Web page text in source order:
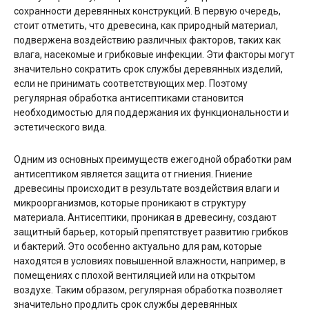
сохранности деревянных конструкций. В первую очередь,
стоит отметить, что древесина, как природный материал,
подвержена воздействию различных факторов, таких как
влага, насекомые и грибковые инфекции. Эти факторы могут
значительно сократить срок службы деревянных изделий,
если не принимать соответствующих мер. Поэтому
регулярная обработка антисептиками становится
необходимостью для поддержания их функциональности и
эстетического вида.
Одним из основных преимуществ ежегодной обработки рам
антисептиком является защита от гниения. Гниение
древесины происходит в результате воздействия влаги и
микроорганизмов, которые проникают в структуру
материала. Антисептики, проникая в древесину, создают
защитный барьер, который препятствует развитию грибков
и бактерий. Это особенно актуально для рам, которые
находятся в условиях повышенной влажности, например, в
помещениях с плохой вентиляцией или на открытом
воздухе. Таким образом, регулярная обработка позволяет
значительно продлить срок службы деревянных